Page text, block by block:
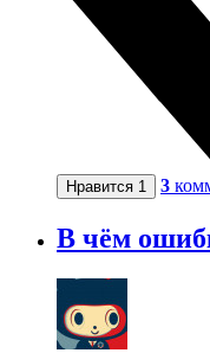
Нравится 1 3
В чём